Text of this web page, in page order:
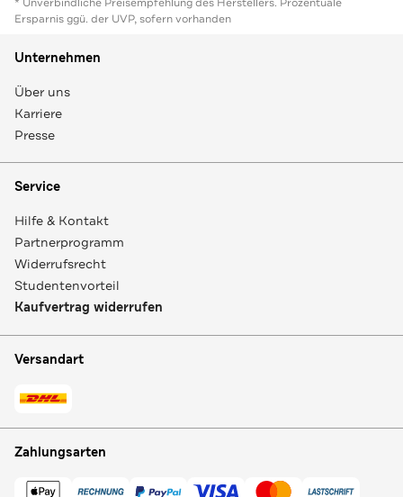
Ersparnis ggü. der UVP, sofern vorhanden
Unternehmen
Über uns
Karriere
Presse
Service
Hilfe & Kontakt
Partnerprogramm
Widerrufsrecht
Studentenvorteil
Kaufvertrag widerrufen
Versandart
Zahlungsarten